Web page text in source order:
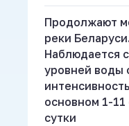
Продолжают
реки
Наблюдается
уровней воды
основном 1-11
сутки